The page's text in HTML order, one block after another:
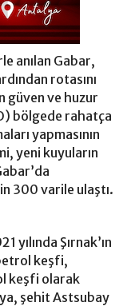
anılan Gabar,
rotasını
güven ve huzur
bölgede rahatça
yapmasının
yeni kuyuların
300 varile ulaştı.
yılında Şırnak’ın
keşfi,
keşfi olarak
şehit Astsubay